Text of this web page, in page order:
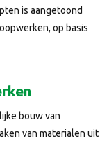
is aangetoond
op basis
bouw van
van materialen uit